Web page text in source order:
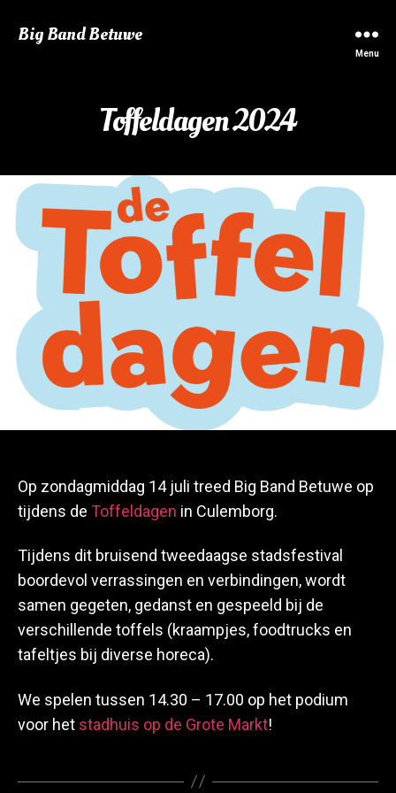
Big Band Betuwe
Menu
Toffeldagen 2024
Op zondagmiddag 14 juli treed Big Band Betuwe op
tijdens de Toffeldagen in Culemborg.
Tijdens dit bruisend tweedaagse stadsfestival
boordevol verrassingen en verbindingen, wordt
samen gegeten, gedanst en gespeeld bij de
verschillende toffels (kraampjes, foodtrucks en
tafeltjes bij diverse horeca).
We spelen tussen 14.30 – 17.00 op het podium
voor het stadhuis op de Grote Markt!